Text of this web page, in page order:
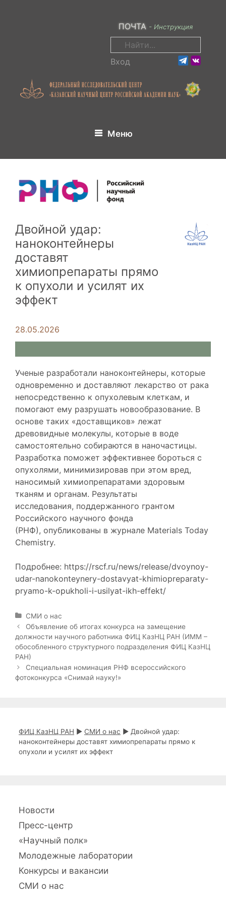
ПОЧТА - Инструкция
Поиск:
Вход
Меню
Двойной удар:
наноконтейнеры
доставят
химиопрепараты прямо
к опухоли и усилят их
эффект
28.05.2026
Ученые разработали наноконтейнеры, которые
одновременно и доставляют лекарство от рака
непосредственно к опухолевым клеткам, и
помогают ему разрушать новообразование. В
основе таких «доставщиков» лежат
древовидные молекулы, которые в воде
самостоятельно собираются в наночастицы.
Разработка поможет эффективнее бороться с
опухолями, минимизировав при этом вред,
наносимый химиопрепаратами здоровым
тканям и органам. Результаты
исследования, поддержанного грантом
Российского научного фонда
(РНФ), опубликованы в журнале Materials Today
Chemistry.
Подробнее: https://rscf.ru/news/release/dvoynoy-
udar-nanokonteynery-dostavyat-khimiopreparaty-
pryamo-k-opukholi-i-usilyat-ikh-effekt/
Р
у
б
р
и
к
и
СМИ о нас
Н
а
в
и
г
а
п
Объявление об итогах конкурса на замещение
должности научного работника ФИЦ КазНЦ РАН (ИММ –
обособленного структурного подразделения ФИЦ КазНЦ
РАН)
Специальная номинация РНФ всероссийского
фотоконкурса «Снимай науку!»
ФИЦ КазНЦ РАН ► СМИ о нас ► Двойной удар:
наноконтейнеры доставят химиопрепараты прямо к
опухоли и усилят их эффект
Новости
Пресс-центр
«Научный полк»
Молодежные лаборатории
Конкурсы и вакансии
СМИ о нас